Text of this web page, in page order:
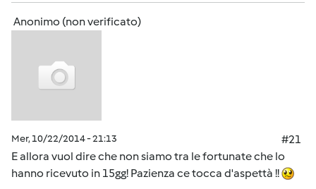
Anonimo (non verificato)
Mer, 10/22/2014 - 21:13
#21
E allora vuol dire che non siamo tra le fortunate che lo
hanno ricevuto in 15gg! Pazienza ce tocca d'aspettà !!